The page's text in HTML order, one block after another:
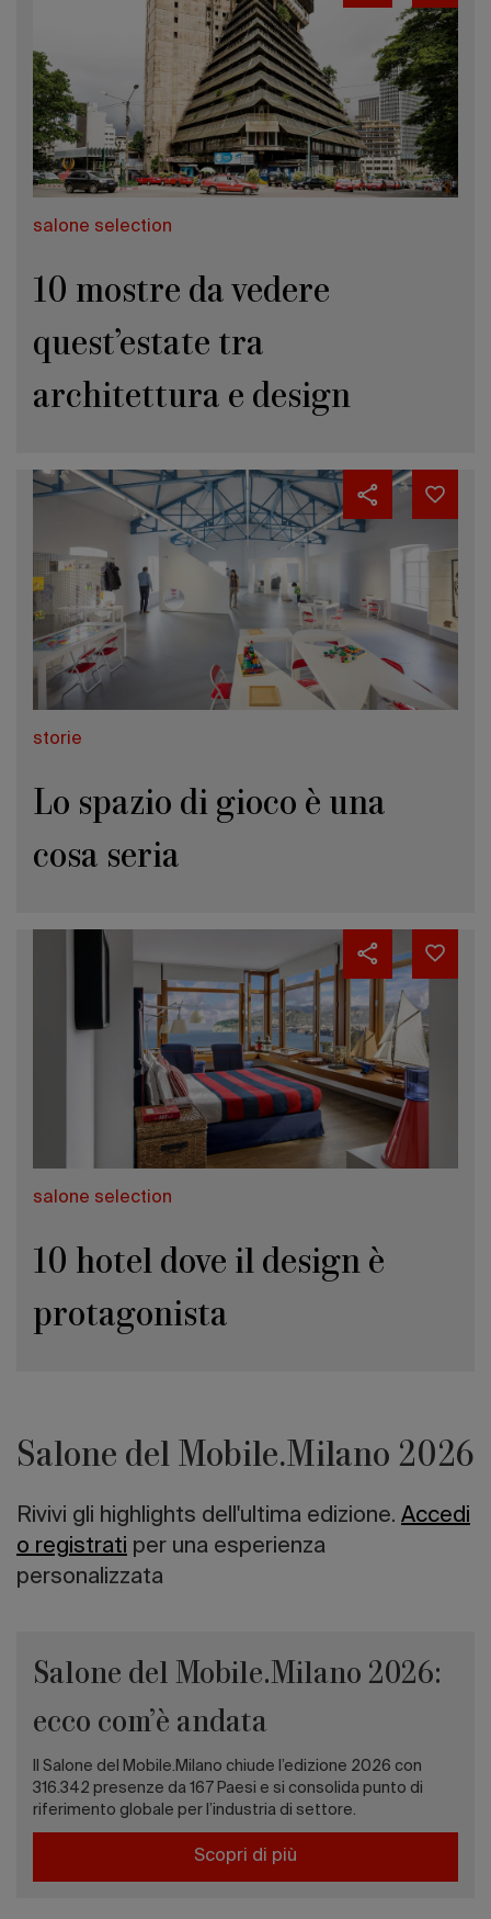
salone selection
10 mostre da vedere
quest’estate tra
architettura e design
storie
Lo spazio di gioco è una
cosa seria
salone selection
10 hotel dove il design è
protagonista
Salone del Mobile.Milano 2026
Rivivi gli highlights dell'ultima edizione. Accedi
o registrati per una esperienza
personalizzata
Salone del Mobile.Milano 2026:
ecco com’è andata
Il Salone del Mobile.Milano chiude l’edizione 2026 con
316.342 presenze da 167 Paesi e si consolida punto di
riferimento globale per l’industria di settore.
Scopri di più